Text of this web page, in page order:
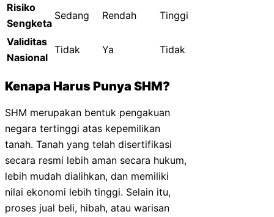
Risiko
Sengketa
Sedang Rendah Tinggi
Validitas
Nasional
Tidak Ya Tidak
Kenapa Harus Punya SHM?
SHM merupakan bentuk pengakuan
negara tertinggi atas kepemilikan
tanah. Tanah yang telah disertifikasi
secara resmi lebih aman secara hukum,
lebih mudah dialihkan, dan memiliki
nilai ekonomi lebih tinggi. Selain itu,
proses jual beli, hibah, atau warisan